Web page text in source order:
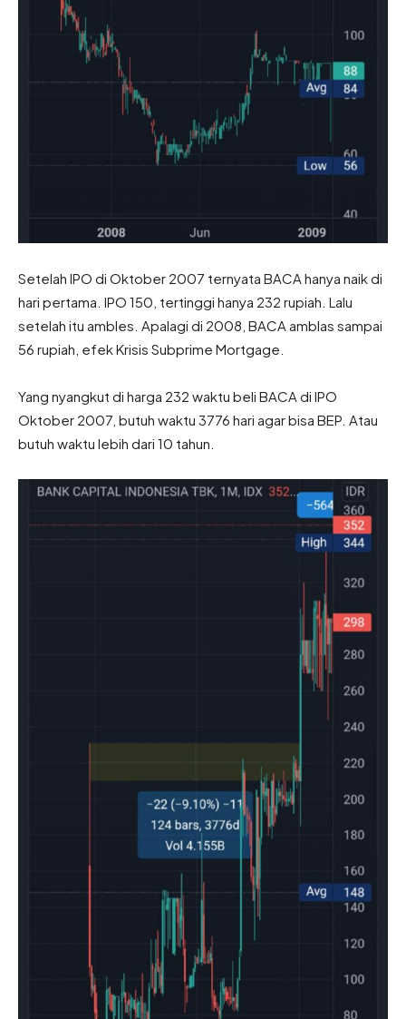
Setelah IPO di Oktober 2007 ternyata BACA hanya naik di
hari pertama. IPO 150, tertinggi hanya 232 rupiah. Lalu
setelah itu ambles. Apalagi di 2008, BACA amblas sampai
56 rupiah, efek Krisis Subprime Mortgage.
Yang nyangkut di harga 232 waktu beli BACA di IPO
Oktober 2007, butuh waktu 3776 hari agar bisa BEP. Atau
butuh waktu lebih dari 10 tahun.